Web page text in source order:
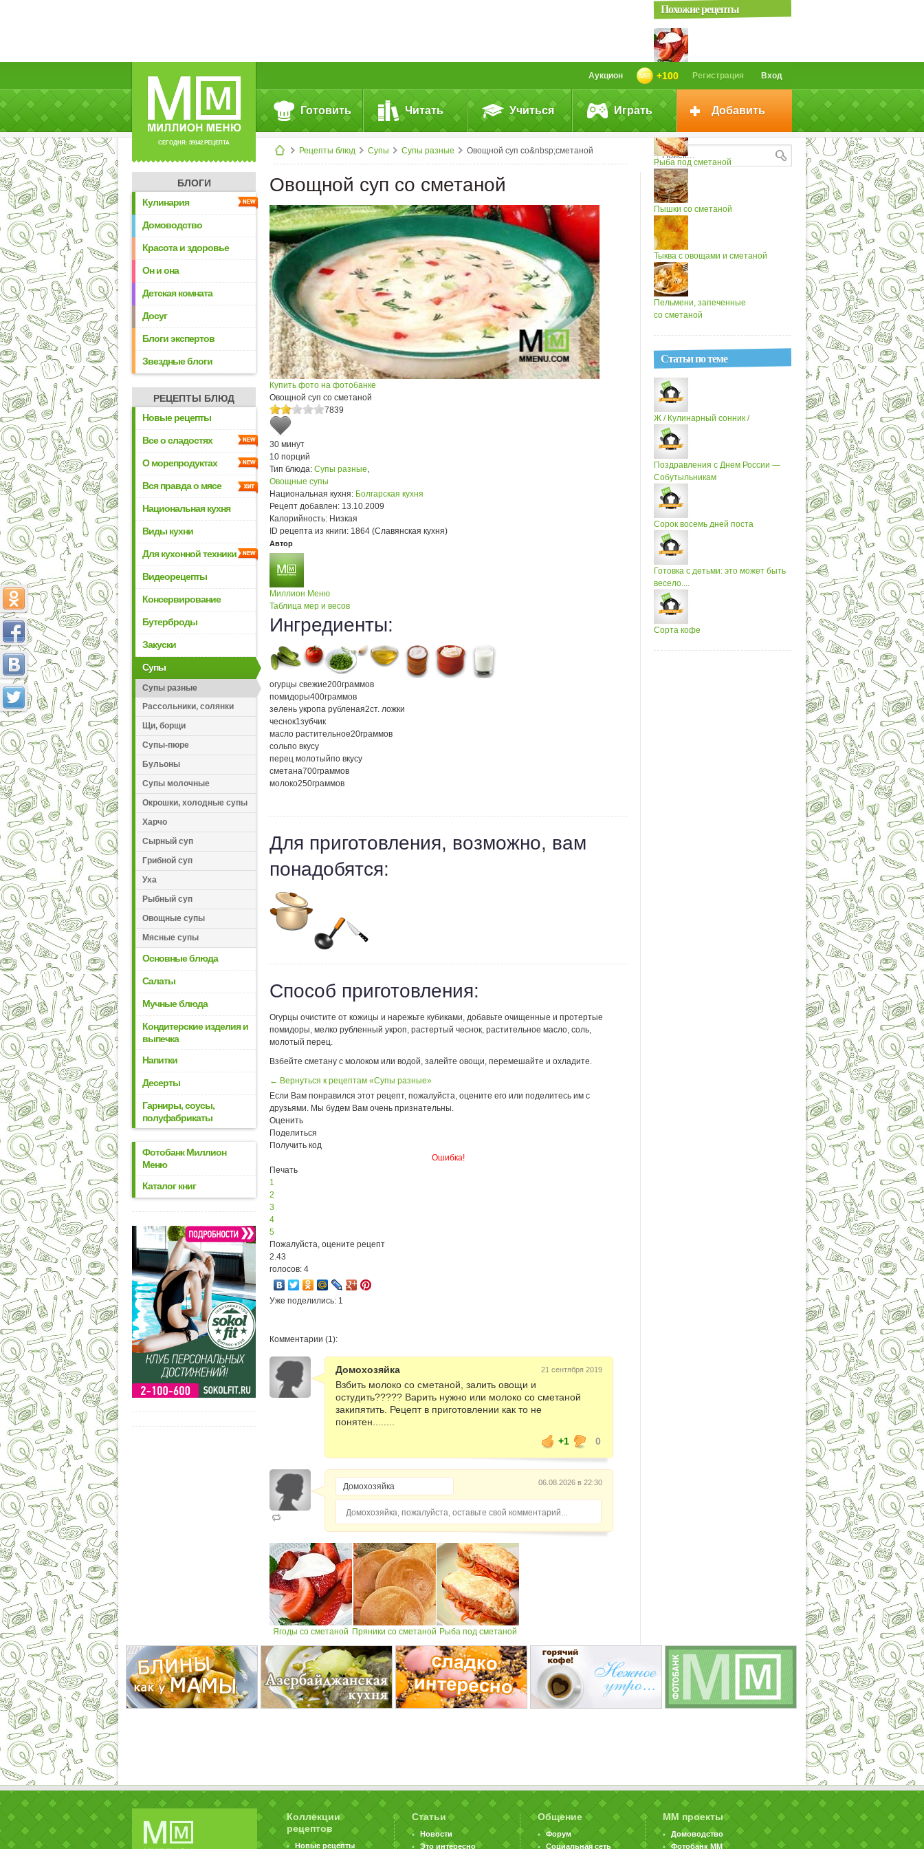
СЕГОДНЯ: 39142 РЕЦЕПТА
Вход
Регистрация
+100
Аукцион
Готовить Читать Учиться Играть Добавить
Рецепты блюд Супы Супы разные Овощной суп со&nbsp;сметаной
БЛОГИ
Кулинария
Домоводство
Красота и здоровье
Он и она
Детская комната
Досуг
Блоги экспертов
Звездные блоги
РЕЦЕПТЫ БЛЮД
Новые рецепты
Все о сладостях
О морепродуктах
Вся правда о мясе
Национальная кухня
Виды кухни
Для кухонной техники
Видеорецепты
Консервирование
Бутерброды
Закуски
Супы
Супы разные
Рассольники, солянки
Щи, борщи
Супы-пюре
Бульоны
Супы молочные
Окрошки, холодные супы
Харчо
Сырный суп
Грибной суп
Уха
Рыбный суп
Овощные супы
Мясные супы
Основные блюда
Салаты
Мучные блюда
Кондитерские изделия и
выпечка
Напитки
Десерты
Гарниры, соусы,
полуфабрикаты
Фотобанк Миллион
Меню
Каталог книг
Овощной суп со сметаной
Купить фото на фотобанке
Овощной суп со сметаной
7839
30 минут
10 порций
Тип блюда: Супы разные,
Овощные супы
Национальная кухня: Болгарская кухня
Рецепт добавлен: 13.10.2009
Калорийность: Низкая
ID рецепта из книги: 1864 (Славянская кухня)
Автор
Миллион Меню
Таблица мер и весов
Ингредиенты:
огурцы свежие200граммов
помидоры400граммов
зелень укропа рубленая2ст. ложки
чеснок1зубчик
масло растительное20граммов
сольпо вкусу
перец молотыйпо вкусу
сметана700граммов
молоко250граммов
Для приготовления, возможно, вам
понадобятся:
Способ приготовления:
Огурцы очистите от кожицы и нарежьте кубиками, добавьте очищенные и протертые
помидоры, мелко рубленный укроп, растертый чеснок, растительное масло, соль,
молотый перец.
Взбейте сметану с молоком или водой, залейте овощи, перемешайте и охладите.
← Вернуться к рецептам «Супы разные»
Если Вам понравился этот рецепт, пожалуйста, оцените его или поделитесь им с
друзьями. Мы будем Вам очень признательны.
Оценить
Поделиться
Получить код
Ошибка!
Печать
1
2
3
4
5
Пожалуйста, оцените рецепт
2.43
голосов: 4
Уже поделились: 1
Комментарии (1):
Домохозяйка 21 сентября 2019
Взбить молоко со сметаной, залить овощи и
остудить????? Варить нужно или молоко со сметаной
закипятить. Рецепт в приготовлении как то не
понятен........
+1
0
06.08.2026 в 22:30
Домохозяйка, пожалуйста, оставьте свой комментарий...
Ягоды со сметаной Пряники со сметаной Рыба под сметаной
Похожие рецепты
Пряники со сметаной
Рыба под сметаной
Пышки со сметаной
Тыква с овощами и сметаной
Пельмени, запеченные
со сметаной
Статьи по теме
Ж / Кулинарный сонник /
Поздравления с Днем России —
Собутыльникам
Сорок восемь дней поста
Готовка с детьми: это может быть
весело....
Сорта кофе
Коллекции
рецептов
Новые рецепты
Статьи
Новости
Это интересно
Общение
Форум
Социальная сеть
ММ проекты
Домоводство
Фотобанк ММ